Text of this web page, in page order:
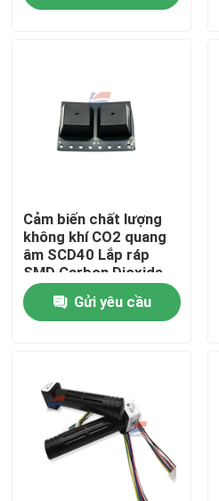
Trình diễn VR
Về chúng tôi
Chuyến tham quan nhà máy
Kiểm soát chất lượng
Liên hệ với chúng tôi
Tin tức
Cảm biến khí oxy
Cảm biến khí điện hóa
Cảm biến chất lượng
không khí CO2 quang
âm SCD40 Lắp ráp
SMD Carbon Dioxide
Gửi yêu cầu